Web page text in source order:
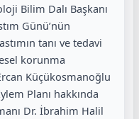
Bilim Dalı Başkanı
Günü’nün
tanı ve tedavi
korunma
Küçükosmanoğlu
Planı hakkında
Dr. İbrahim Halil